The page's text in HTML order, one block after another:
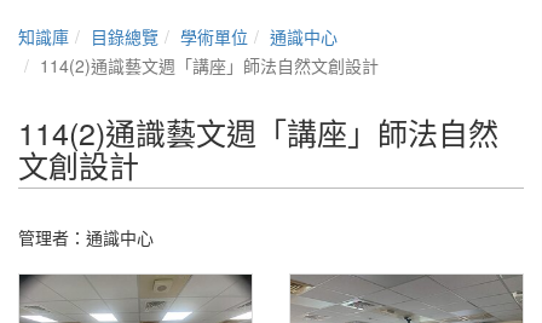
知識庫 目錄總覽 學術單位
通識中心
114(2)通識藝文週「講座」師法自然文創設計
114(2)通識藝文週「講座」師法自然
文創設計
管理者：通識中心